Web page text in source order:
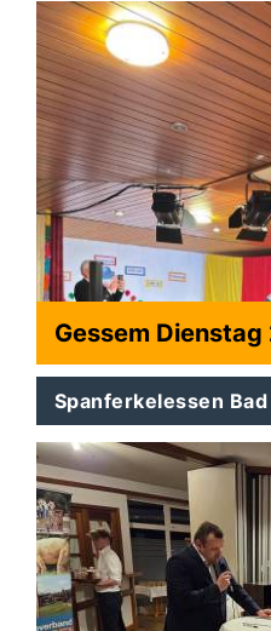
Gessem
Spanferkelessen